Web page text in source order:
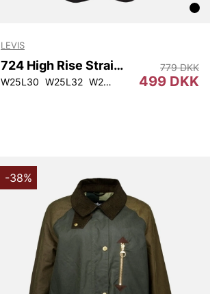
LEVIS
724 High Rise Straight
W25L30 W25L32 W26L32 499 DKK
779 DKK
-38%